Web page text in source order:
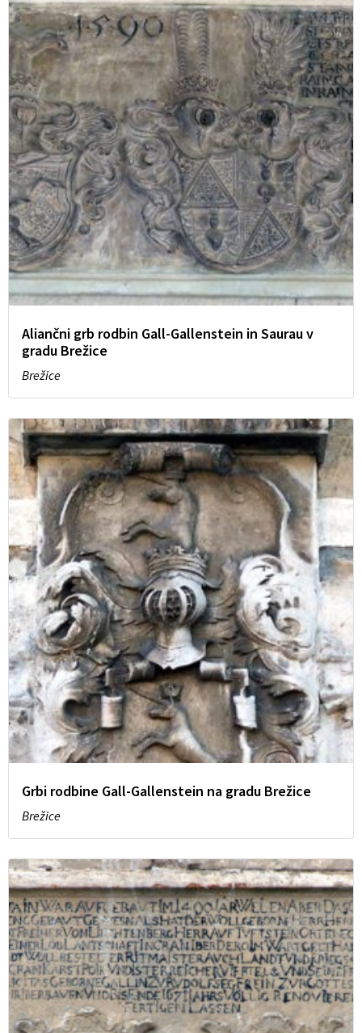
Aliančni grb rodbin Gall-Gallenstein in Saurau v
gradu Brežice
Brežice
Grbi rodbine Gall-Gallenstein na gradu Brežice
Brežice